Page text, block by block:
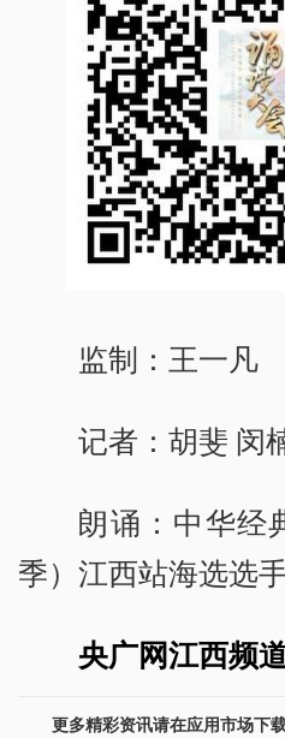
监制：王一凡
记者：胡斐 闵
朗诵：中华经
季）江西站海选选
央广网江西频
更多精彩资讯请在应用市场下